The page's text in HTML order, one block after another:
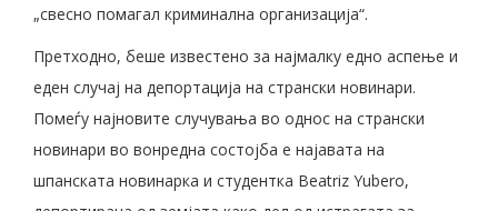
„свесно помагал криминална организација“.
Претходно, беше известено за најмалку едно аспење и
еден случај на депортација на странски новинари.
Помеѓу најновите случувања во однос на странски
новинари во вонредна состојба е најавата на
шпанската новинарка и студентка Beatriz Yubero,